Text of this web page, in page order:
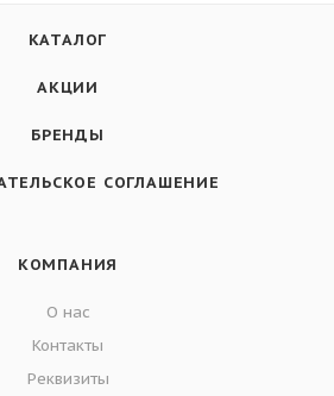
КАТАЛОГ
АКЦИИ
БРЕНДЫ
СОГЛАШЕНИЕ
КОМПАНИЯ
О нас
Контакты
Реквизиты